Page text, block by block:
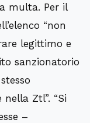
multa. Per il
“non
legittimo e
sanzionatorio
Ztl”. “Si
–